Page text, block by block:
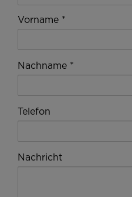
Vorname
Nachname
Telefon
Nachricht